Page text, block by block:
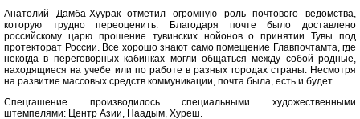
Анатолий Дамба-Хуурак отметил огромную роль почтового ведомства,
которую трудно переоценить. Благодаря почте было доставлено
российскому царю прошение тувинских нойонов о принятии Тувы под
протекторат России. Все хорошо знают само помещение Главпочтамта, где
некогда в переговорных кабинках могли общаться между собой родные,
находящиеся на учебе или по работе в разных городах страны. Несмотря
на развитие массовых средств коммуникации, почта была, есть и будет.
Спецгашение производилось специальными художественными
штемпелями: Центр Азии, Наадым, Хуреш.